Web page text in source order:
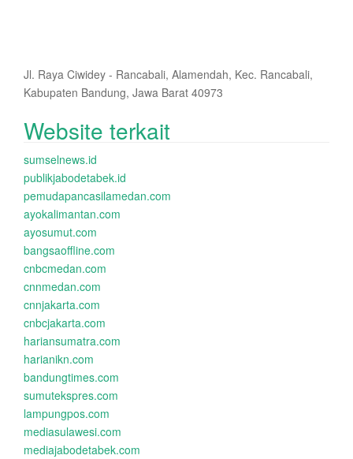
Jl. Raya Ciwidey - Rancabali, Alamendah, Kec. Rancabali,
Kabupaten Bandung, Jawa Barat 40973
Website terkait
sumselnews.id
publikjabodetabek.id
pemudapancasilamedan.com
ayokalimantan.com
ayosumut.com
bangsaoffline.com
cnbcmedan.com
cnnmedan.com
cnnjakarta.com
cnbcjakarta.com
hariansumatra.com
harianikn.com
bandungtimes.com
sumutekspres.com
lampungpos.com
mediasulawesi.com
mediajabodetabek.com